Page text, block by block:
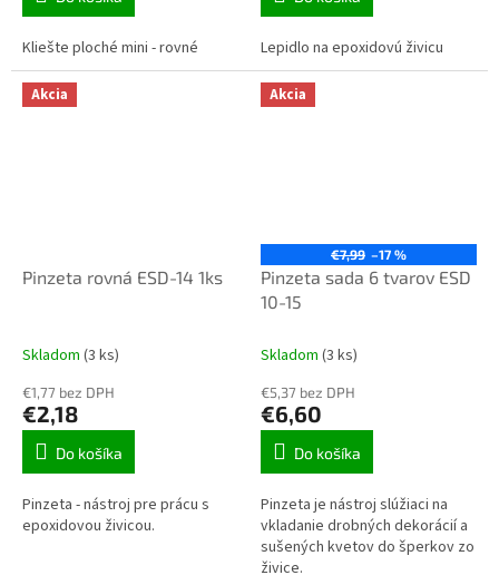
Kliešte ploché mini - rovné Lepidlo na epoxidovú živicu
Akcia
Pinzeta rovná ESD-14 1ks
Skladom (3 ks)
€1,77 bez DPH
€2,18
Do košíka
Pinzeta - nástroj pre prácu s
epoxidovou živicou.
Akcia
€7,99 –17 %
Pinzeta sada 6 tvarov ESD
10-15
Skladom (3 ks)
€5,37 bez DPH
€6,60
Do košíka
Pinzeta je nástroj slúžiaci na
vkladanie drobných dekorácií a
sušených kvetov do šperkov zo
živice.